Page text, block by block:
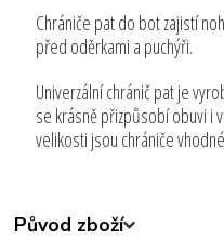
Chrániče pat do bot zajistí
před oděrkami a puchýři.
Univerzální chránič pat je
se krásně přizpůsobí obuvi i
velikosti jsou chrániče
Původ zboží